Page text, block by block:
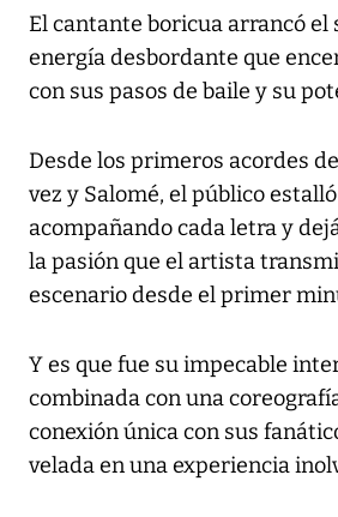
El cantante boricua arrancó el
energía desbordante que
con sus pasos de baile y su
Desde los primeros acordes
vez y Salomé, el público
acompañando cada letra y
la pasión que el artista
escenario desde el primer
Y es que fue su impecable
combinada con una
conexión única con sus
velada en una experiencia